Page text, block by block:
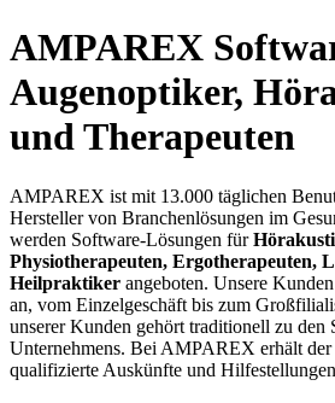
AMPAREX
Augenoptiker,
und Therapeuten
AMPAREX ist mit 13.000 täglichen
Hersteller von Branchenlösungen im
werden Software-Lösungen für
Physiotherapeuten, Ergotherapeuten,
Heilpraktiker angeboten. Unsere
an, vom Einzelgeschäft bis zum
unserer Kunden gehört traditionell zu den
Unternehmens. Bei AMPAREX erhält
qualifizierte Auskünfte und